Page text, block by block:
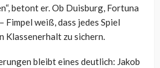
betont er. Ob Duisburg, Fortuna
Fimpel weiß, dass jedes Spiel
Klassenerhalt zu sichern.
bleibt eines deutlich: Jakob